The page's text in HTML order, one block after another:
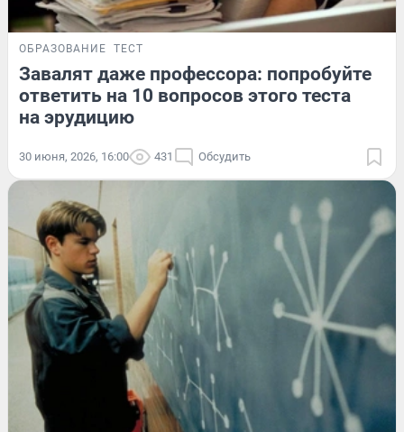
ОБРАЗОВАНИЕ ТЕСТ
Завалят даже профессора: попробуйте
ответить на 10 вопросов этого теста
на эрудицию
30 июня, 2026, 16:00 431 Обсудить